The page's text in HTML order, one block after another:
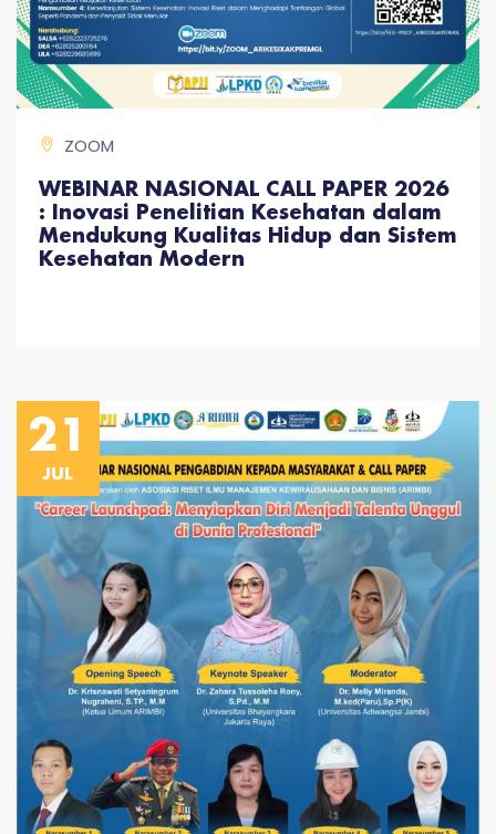
ZOOM
WEBINAR NASIONAL CALL PAPER 2026
: Inovasi Penelitian Kesehatan dalam
Mendukung Kualitas Hidup dan Sistem
Kesehatan Modern
21
JUL